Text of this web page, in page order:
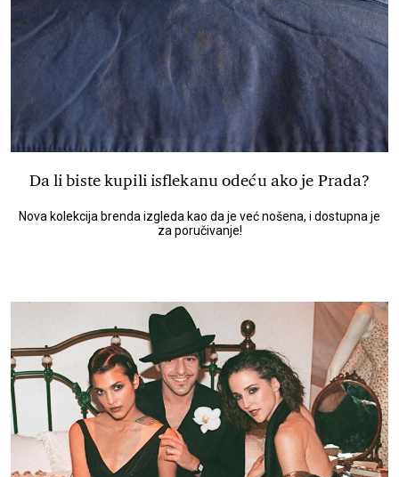
Da li biste kupili isflekanu odeću ako je Prada?
Nova kolekcija brenda izgleda kao da je već nošena, i dostupna je
za poručivanje!